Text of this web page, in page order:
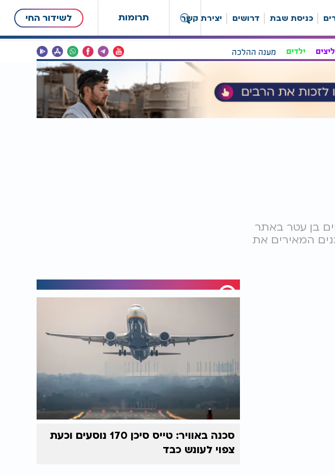
תרומות לשידור החי כניסת שבת דרושים יצירת קשר
ילדים מענה ההלכה
בן עטר באתר
המאירים את
סכנה באוויר: טייס סיכן 170 נוסעים וכעת
צפוי לעונש כבד